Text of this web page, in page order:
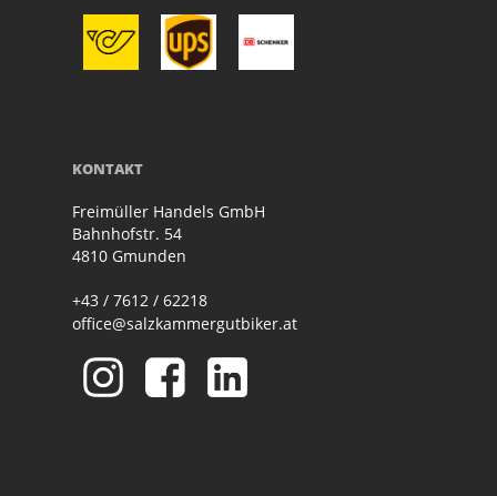
KONTAKT
Freimüller Handels GmbH
Bahnhofstr. 54
4810 Gmunden
+43 / 7612 / 62218
office@salzkammergutbiker.at